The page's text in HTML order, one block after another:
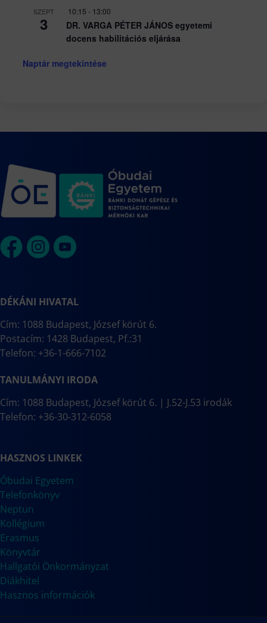
SZEPT
3
10:15 - 13:00
DR. VARGA PÉTER JÁNOS egyetemi
docens habilitációs eljárása
Naptár megtekintése
DÉKÁNI HIVATAL
Cím: 1088 Budapest, József körút 6.
Postacím: 1428 Budapest, Pf.:31
Telefon: +36-1-666-7102
TANULMÁNYI IRODA
Cím: 1088 Budapest, József körút 6. | J.52-J.53 irodák
Telefon: +36-30-312-6058
HASZNOS LINKEK
Óbudai Egyetem
Telefonkönyv
Neptun
Kollégium
Erasmus
Könyvtár
Hallgatói Önkormányzat
Diákhitel
Hasznos információk